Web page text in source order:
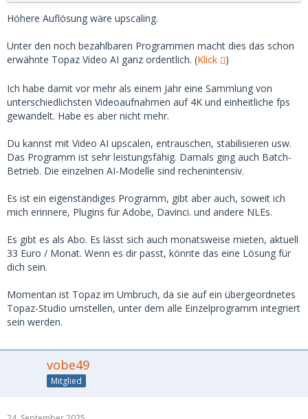
Höhere Auflösung wäre upscaling.
Unter den noch bezahlbaren Programmen macht dies das schon
erwähnte Topaz Video AI ganz ordentlich. (Klick )
Ich habe damit vor mehr als einem Jahr eine Sammlung von
unterschiedlichsten Videoaufnahmen auf 4K und einheitliche fps
gewandelt. Habe es aber nicht mehr.
Du kannst mit Video AI upscalen, entrauschen, stabilisieren usw.
Das Programm ist sehr leistungsfähig. Damals ging auch Batch-
Betrieb. Die einzelnen AI-Modelle sind rechenintensiv.
Es ist ein eigenständiges Programm, gibt aber auch, soweit ich
mich erinnere, Plugins für Adobe, Davinci. und andere NLEs.
Es gibt es als Abo. Es lässt sich auch monatsweise mieten, aktuell
33 Euro / Monat. Wenn es dir passt, könnte das eine Lösung für
dich sein.
Momentan ist Topaz im Umbruch, da sie auf ein übergeordnetes
Topaz-Studio umstellen, unter dem alle Einzelprogramm integriert
sein werden.
vobe49
Mitglied